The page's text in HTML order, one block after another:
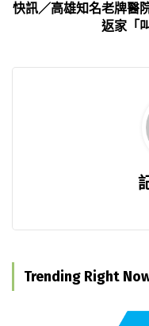
快訊／高雄知名老牌醫
返家「
Trending Right